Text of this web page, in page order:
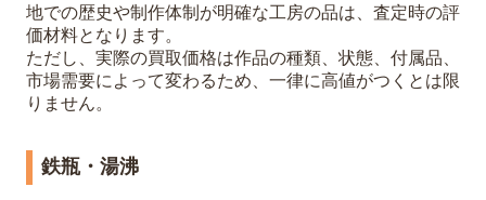
地での歴史や制作体制が明確な工房の品は、査定時の評
価材料となります。
ただし、実際の買取価格は作品の種類、状態、付属品、
市場需要によって変わるため、一律に高値がつくとは限
りません。
鉄瓶・湯沸